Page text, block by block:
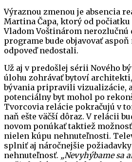
Výraznou zmenou je absencia
Martina Čapa, ktorý od
Vladom Voštinárom nerozlučnú
programe bude objavovať
odpoveď nedostali.
Už aj v predošlej sérii Nového
úlohu zohrávať bytoví
bývania pripravili vizualizácie,
potenciálny byt mohol po
Tvorcovia relácie pokračujú v
naň ešte väčší dôraz. V relácii
novom ponúkať taktiež
nielen kúpu nehnuteľnosti.
splniť aj náročnejšie
nehnuteľnosť. „Nevyhýbame sa